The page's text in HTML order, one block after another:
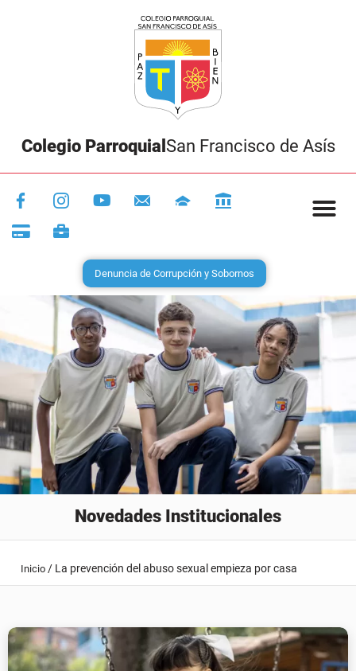
Colegio Parroquial San Francisco de Asís
Denuncia de Corrupción y Sobornos
Novedades Institucionales
Inicio / La prevención del abuso sexual empieza por casa